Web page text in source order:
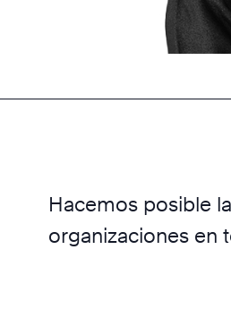
Hacemos posible
organizaciones en